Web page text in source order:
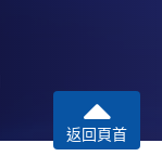
返回頁首